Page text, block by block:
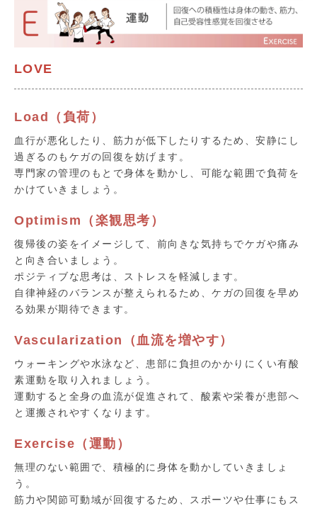
LOVE
Load（負荷）
血行が悪化したり、筋力が低下したりするため、安静にし
過ぎるのもケガの回復を妨げます。
専門家の管理のもとで身体を動かし、可能な範囲で負荷を
かけていきましょう。
Optimism（楽観思考）
復帰後の姿をイメージして、前向きな気持ちでケガや痛み
と向き合いましょう。
ポジティブな思考は、ストレスを軽減します。
自律神経のバランスが整えられるため、ケガの回復を早め
る効果が期待できます。
Vascularization（血流を増やす）
ウォーキングや水泳など、患部に負担のかかりにくい有酸
素運動を取り入れましょう。
運動すると全身の血流が促進されて、酸素や栄養が患部へ
と運搬されやすくなります。
Exercise（運動）
無理のない範囲で、積極的に身体を動かしていきましょ
う。
筋力や関節可動域が回復するため、スポーツや仕事にもス